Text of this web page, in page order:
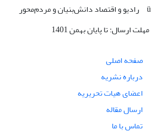
ü رادیو و اقتصاد دانش‌بنیان و مردم‌محور
مهلت ارسال: تا پایان بهمن 1401
صفحه اصلی
درباره نشریه
اعضای هیات تحریریه
ارسال مقاله
تماس با ما